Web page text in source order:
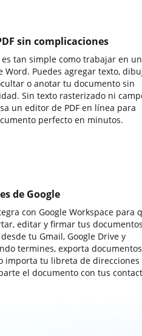
sin complicaciones
es tan simple como trabajar en un
Word. Puedes agregar texto,
o anotar tu documento sin
Sin texto rasterizado ni
un editor de PDF en línea para
perfecto en minutos.
de Google
con Google Workspace para
editar y firmar tus documentos
tu Gmail, Google Drive y
termines, exporta
importa tu libreta de direcciones
el documento con tus